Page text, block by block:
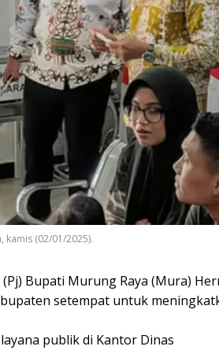
kamis (02/01/2025).
Bupati Murung Raya (Mura)
setempat untuk
publik di Kantor Dinas